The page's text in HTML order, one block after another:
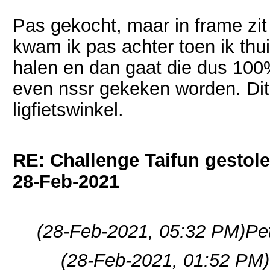
Pas gekocht, maar in frame
kwam ik pas achter toen ik
halen en dan gaat die dus
even nssr gekeken worden.
ligfietswinkel.
RE: Challenge Taifun
28-Feb-2021
(28-Feb-2021, 05:32 PM)
(28-Feb-2021, 01:52 PM)